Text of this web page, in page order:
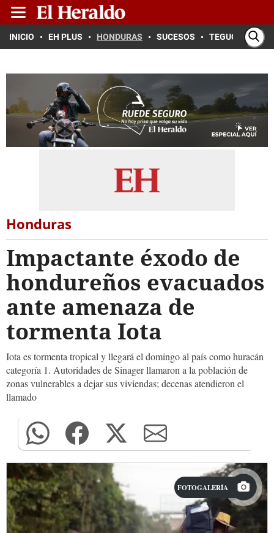
INICIO EH PLUS HONDURAS SUCESOS TEGUCIGALPA
Honduras
Impactante éxodo de
hondureños evacuados
ante amenaza de
tormenta Iota
Iota es tormenta tropical y llegará el domingo al país como huracán
categoría 1. Autoridades de Sinager llamaron a la población de
zonas vulnerables a dejar sus viviendas; decenas atendieron el
llamado
FOTOGALERÍA